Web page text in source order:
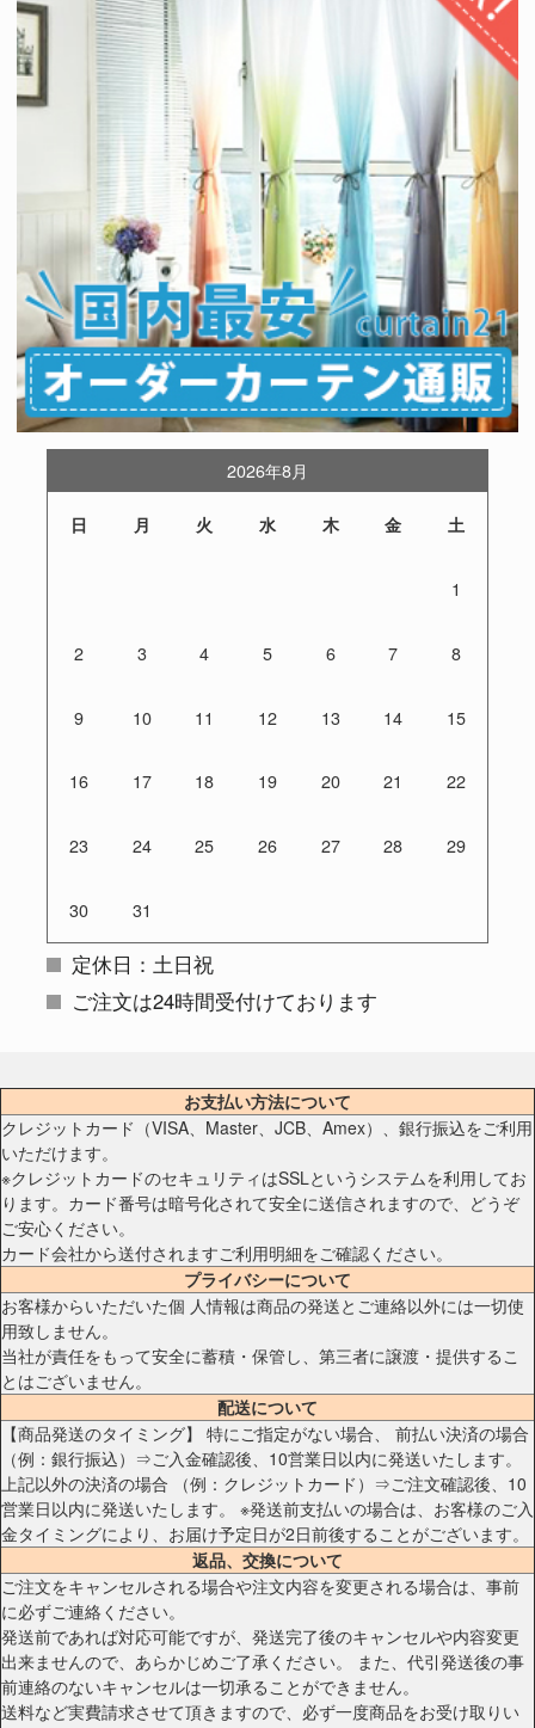
2026年8月
日 月 火 水 木 金 土
1
2 3 4 5 6 7 8
9 10 11 12 13 14 15
16 17 18 19 20 21 22
23 24 25 26 27 28 29
30 31
定休日：土日祝
ご注文は24時間受付けております
お支払い方法について
クレジットカード（VISA、Master、JCB、Amex）、銀行振込をご利用
いただけます。
※クレジットカードのセキュリティはSSLというシステムを利用してお
ります。カード番号は暗号化されて安全に送信されますので、どうぞ
ご安心ください。
カード会社から送付されますご利用明細をご確認ください。
プライバシーについて
お客様からいただいた個 人情報は商品の発送とご連絡以外には一切使
用致しません。
当社が責任をもって安全に蓄積・保管し、第三者に譲渡・提供するこ
とはございません。
配送について
【商品発送のタイミング】 特にご指定がない場合、 前払い決済の場合
（例：銀行振込）⇒ご入金確認後、10営業日以内に発送いたします。
上記以外の決済の場合 （例：クレジットカード）⇒ご注文確認後、10
営業日以内に発送いたします。 ※発送前支払いの場合は、お客様のご入
金タイミングにより、お届け予定日が2日前後することがございます。
返品、交換について
ご注文をキャンセルされる場合や注文内容を変更される場合は、事前
に必ずご連絡ください。
発送前であれば対応可能ですが、発送完了後のキャンセルや内容変更
出来ませんので、あらかじめご了承ください。 また、代引発送後の事
前連絡のないキャンセルは一切承ることができません。
送料など実費請求させて頂きますので、必ず一度商品をお受け取りい